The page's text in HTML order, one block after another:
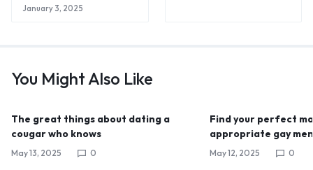
January 3, 2025
You Might Also Like
The great things about dating a
cougar who knows
May 13, 2025 0
Find your perfect
appropriate gay
May 12, 2025 0